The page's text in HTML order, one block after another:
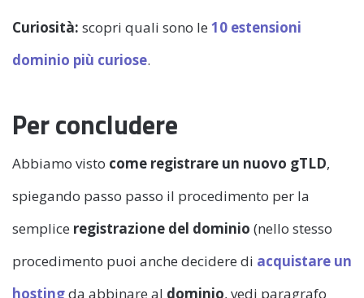
Curiosità: scopri quali sono le 10 estensioni
dominio più curiose.
Per concludere
Abbiamo visto come registrare un nuovo gTLD,
spiegando passo passo il procedimento per la
semplice registrazione del dominio (nello stesso
procedimento puoi anche decidere di acquistare un
hostingda abbinare al dominio, vedi paragrafo